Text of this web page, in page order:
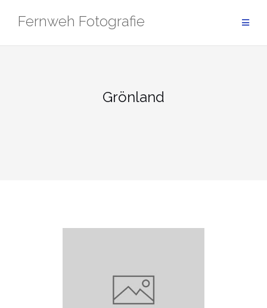
InhaltFernweh Fotografie
Grönland